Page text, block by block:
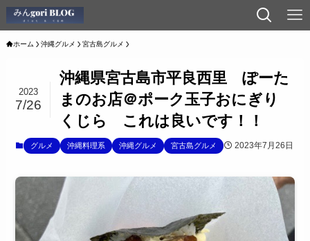
ホーム 沖縄グルメ 宮古島グルメ
沖縄県宮古島市平良西里 ぽーた
まのお店＠ポーク玉子おにぎり
くじら これは良いです！！
2023
7/26
グルメ 沖縄料理系 沖縄グルメ 宮古島グルメ 2023年7月26日